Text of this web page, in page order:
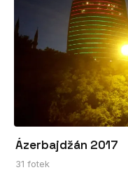
Ázerbajdžán 2017
31 fotek